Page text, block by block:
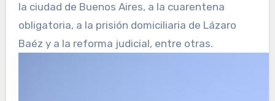
la ciudad de Buenos Aires, a la cuarentena
obligatoria, a la prisión domiciliaria de Lázaro
Baéz y a la reforma judicial, entre otras.